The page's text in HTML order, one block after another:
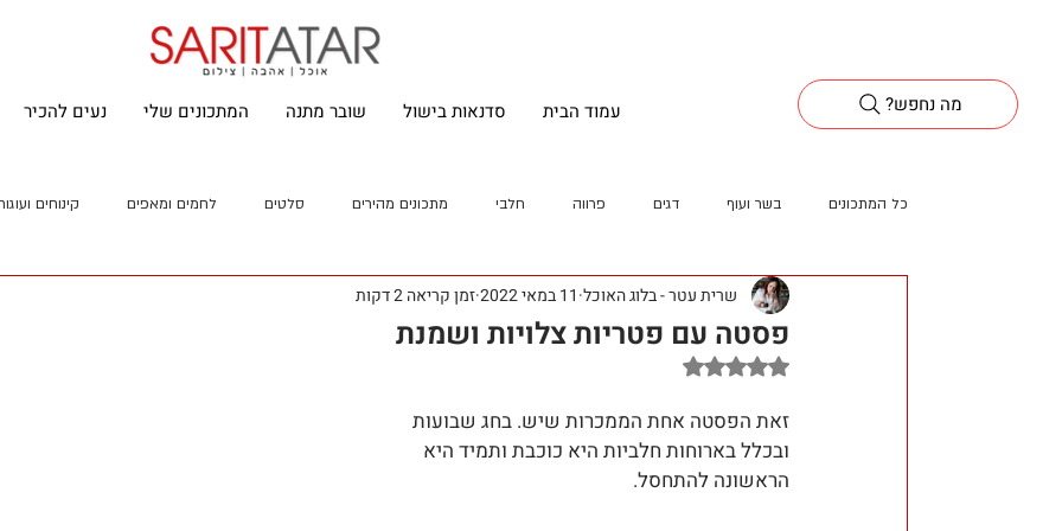
עמוד הבית סדנאות בישול שובר מתנה המתכונים שלי נעים להכיר ?מה נחפש
כל המתכונים בשר ועוף דגים פרווה חלבי מתכונים מהירים סלטים לחמים ומאפים קינוחים
פסטה עם פטריות צלויות ושמנת
שרית עטר - בלוג האוכל 11 במאי 2022 זמן קריאה 2 דקות
דירוג של NaN מתוך 5 כוכבים
זאת הפסטה אחת הממכרות שיש. בחג שבועות
ובכלל בארוחות חלביות היא כוכבת ותמיד היא
הראשונה להתחסל.